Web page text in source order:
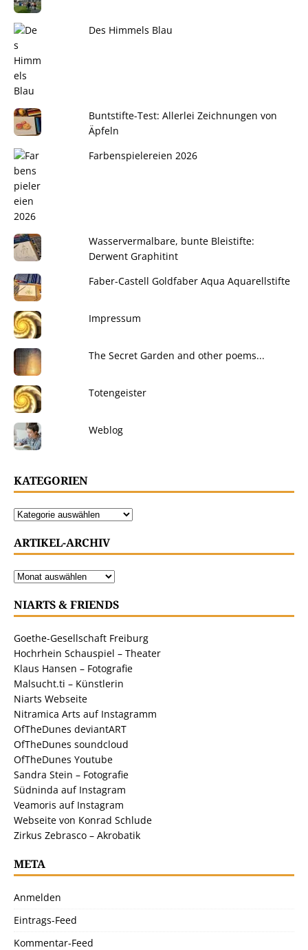
Des Himmels Blau
Buntstifte-Test: Allerlei Zeichnungen von
Äpfeln
Farbenspielereien 2026
Wasservermalbare, bunte Bleistifte:
Derwent Graphitint
Faber-Castell Goldfaber Aqua Aquarellstifte
Impressum
The Secret Garden and other poems...
Totengeister
Weblog
KATEGORIEN
ARTIKEL-ARCHIV
NIARTS & FRIENDS
Goethe-Gesellschaft Freiburg
Hochrhein Schauspiel – Theater
Klaus Hansen – Fotografie
Malsucht.ti – Künstlerin
Niarts Webseite
Nitramica Arts auf Instagramm
OfTheDunes deviantART
OfTheDunes soundcloud
OfTheDunes Youtube
Sandra Stein – Fotografie
Südninda auf Instagram
Veamoris auf Instagram
Webseite von Konrad Schlude
Zirkus Zebrasco – Akrobatik
META
Anmelden
Eintrags-Feed
Kommentar-Feed